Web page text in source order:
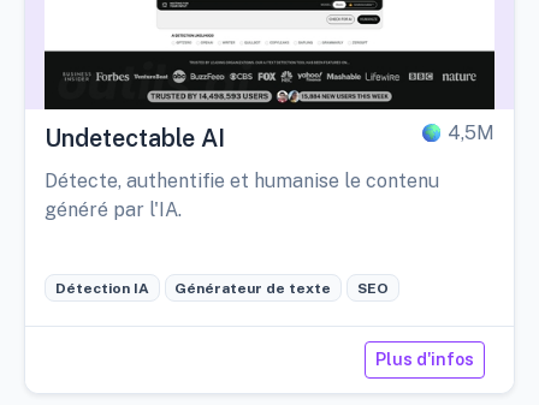
Undetectable AI 4,5M
Détecte, authentifie et humanise le contenu
généré par l'IA.
Détection IA Générateur de texte SEO
Plus d'infos